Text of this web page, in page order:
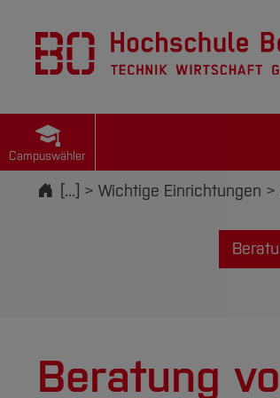
Campuswähler
Startseite
[...] Wichtige Einrichtungen
Beratung